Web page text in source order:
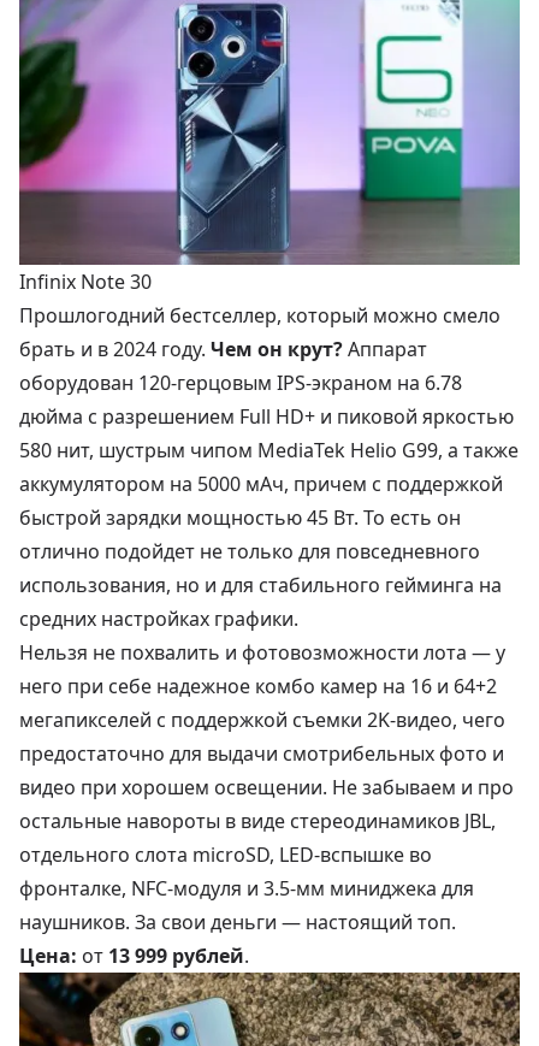
Infinix Note 30
Прошлогодний бестселлер, который можно смело
брать и в 2024 году. Чем он крут?Аппарат
оборудован 120-герцовым IPS-экраном на 6.78
дюйма с разрешением Full HD+ и пиковой яркостью
580 нит, шустрым чипом MediaTek Helio G99, а также
аккумулятором на 5000 мАч, причем с поддержкой
быстрой зарядки мощностью 45 Вт. То есть он
отлично подойдет не только для повседневного
использования, но и для стабильного гейминга на
средних настройках графики.
Нельзя не похвалить и фотовозможности лота — у
него при себе надежное комбо камер на 16 и 64+2
мегапикселей с поддержкой съемки 2K-видео, чего
предостаточно для выдачи смотрибельных фото и
видео при хорошем освещении. Не забываем и про
остальные навороты в виде стереодинамиков JBL,
отдельного слота microSD, LED-вспышке во
фронталке, NFC-модуля и 3.5-мм миниджека для
наушников. За свои деньги — настоящий топ.
Цена: от 13 999 рублей.